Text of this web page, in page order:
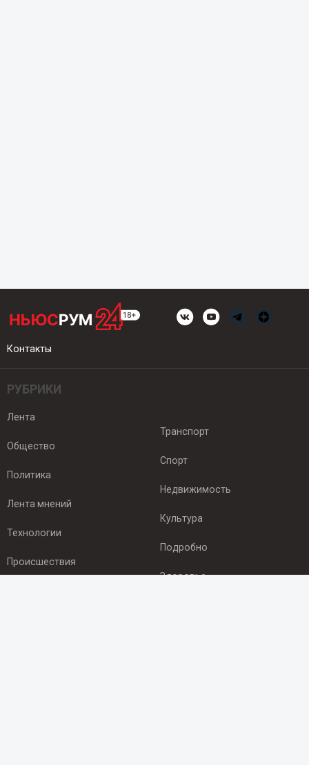
Контакты
РУБРИКИ
Лента
Общество
Политика
Лента мнений
Технологии
Происшествия
Транспорт
Спорт
Недвижимость
Культура
Подробно
Здоровье